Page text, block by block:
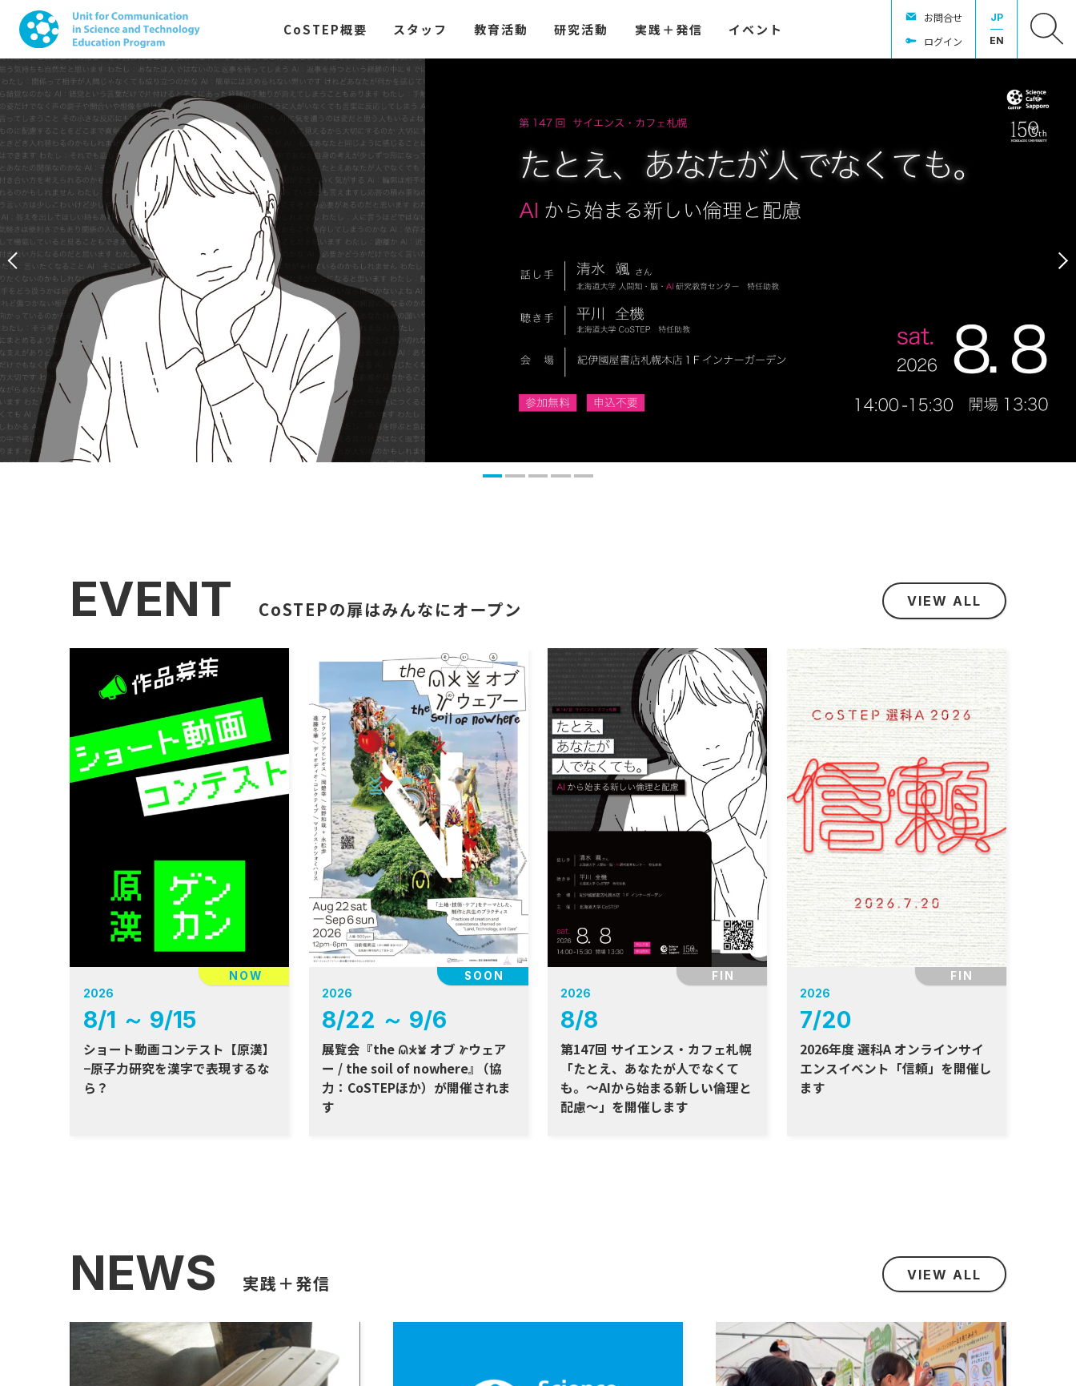
CoSTEP概要 スタッフ 教育活動 研究活動 実践＋発信 イベント
お問合せ
ログイン
JP
EN
EVENT CoSTEPの扉はみんなにオープン VIEW ALL
NOW
2026
8/1 ～ 9/15
ショート動画コンテスト【原漢】
−原子力研究を漢字で表現するな
ら？
SOON
2026
8/22 ～ 9/6
展覧会『the 𐠫𐠂𐠓 オブ 𐠜ウェア
ー / the soil of nowhere』
（協
力：CoSTEPほか）が開催されま
す
FIN
2026
8/8
第147回 サイエンス・カフェ札幌
「たとえ、あなたが人でなくて
も。～AIから始まる新しい倫理と
配慮～」を開催します
FIN
2026
7/20
2026年度 選科A オンラインサイ
エンスイベント「信頼」を開催し
ます
NEWS 実践＋発信 VIEW ALL